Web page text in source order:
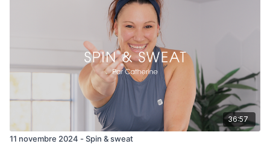
36:57
11 novembre 2024 - Spin & sweat